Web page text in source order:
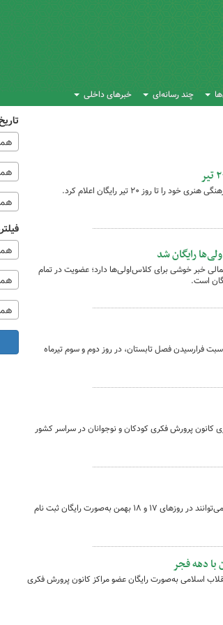
چند رسانه‌ای خبرهای داخلی
۲۰ تیر رایگان اعلام کرد.
رایگان شد
خبر خوشی برای کلاس‌اولی‌ها دارد؛ عضویت در تمام
فرارسیدن فصل تابستان، در روز دوم و سوم تیرماه
کانون پرورش فکری کودکان و نوجوانان در سراسر کشور
علاقه‌مندان به عضویت در مراکز کانون پرورش فکری کودکان و نوجوانان می‌توانند در روزهای ۱۷ و ۱۸ بهمن به‌صورت رایگان ثبت نام
دهه فجر
اسلامی به‌صورت رایگان عضو مراکز کانون پرورش فکری